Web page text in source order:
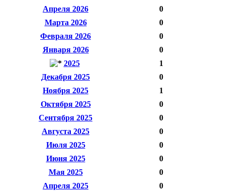
Апреля 2026
0
Марта 2026
0
Февраля 2026
0
Января 2026
0
2025
1
Декабря 2025
0
Ноября 2025
1
Октября 2025
0
Сентября 2025
0
Августа 2025
0
Июля 2025
0
Июня 2025
0
Мая 2025
0
Апреля 2025
0